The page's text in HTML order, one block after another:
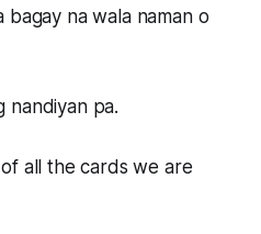
bagay na wala naman o
nandiyan pa.
all the cards we are